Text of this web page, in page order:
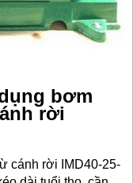
bơm
rời
cánh rời IMD40-25-